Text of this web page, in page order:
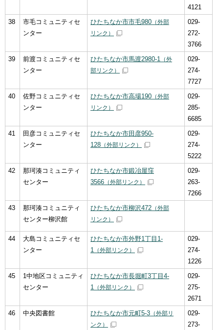
4121
38
市毛コミュニティセ
ンター
ひたちなか市市毛980 （外部
リンク）
029-
272-
3766
39
前渡コミュニティセ
ンター
ひたちなか市馬渡2980-1
（外
部リンク）
029-
274-
7727
40
佐野コミュニティセ
ンター
ひたちなか市高場190 （外部
リンク）
029-
285-
6685
41
田彦コミュニティセ
ンター
ひたちなか市田彦950-
128 （外部リンク）
029-
274-
5222
42
那珂湊コミュニティ
センター
ひたちなか市鍛冶屋窪
3566 （外部リンク）
029-
263-
7266
43
那珂湊コミュニティ
センター柳沢館
ひたちなか市柳沢472 （外部
リンク）
44
大島コミュニティセ
ンター
ひたちなか市外野1丁目1-
1
（外部リンク）
029-
274-
1226
45
1中地区コミュニティ
センター
ひたちなか市長堀町3丁目4-
1
（外部リンク）
029-
275-
2671
46
中央図書館 ひたちなか市元町5-3 （外部リ
ンク）
029-
273-